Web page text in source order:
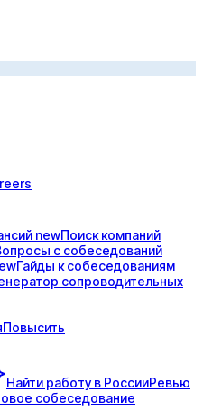
newПоисккомпаний
с собеседований
Гайды ксобеседованиям
сопроводительных
Повысить
Найти работу в РоссииРевью
собеседование